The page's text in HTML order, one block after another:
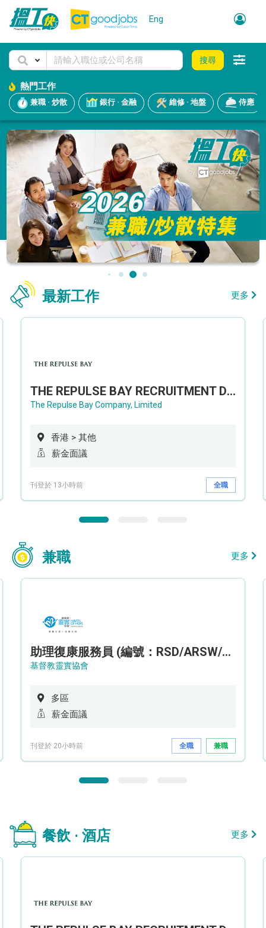
Eng
搜尋
熱門工作
兼職 · 炒散 銀行 · 金融 維修 · 地盤 侍應
最新工作 更多
THE REPULSE BAY RECRUITMENT DAY 淺水灣影灣園人才招聘會
The Repulse Bay Company, Limited
香港 > 其他
薪金面議
刊登於 13小時前 全職
兼職 更多
助理復康服務員 (編號：RSD/ARSW/CTE)
基督教靈實協會
多區
薪金面議
刊登於 20小時前 全職 兼職
餐飲 · 酒店 更多